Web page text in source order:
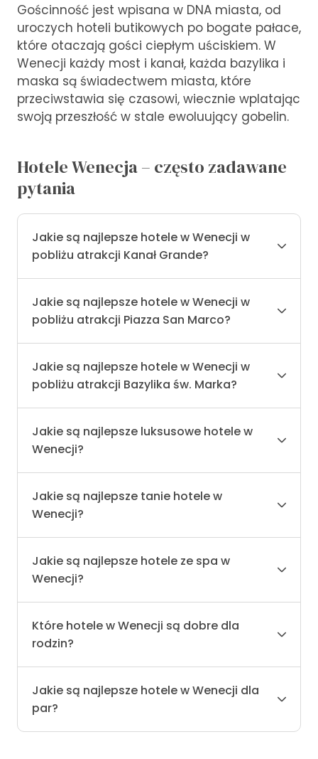
Gościnność jest wpisana w DNA miasta, od
uroczych hoteli butikowych po bogate pałace,
które otaczają gości ciepłym uściskiem. W
Wenecji każdy most i kanał, każda bazylika i
maska są świadectwem miasta, które
przeciwstawia się czasowi, wiecznie wplatając
swoją przeszłość w stale ewoluujący gobelin.
Hotele Wenecja – często zadawane
pytania
Jakie są najlepsze hotele w Wenecji w
pobliżu atrakcji Kanał Grande?
Jakie są najlepsze hotele w Wenecji w
pobliżu atrakcji Piazza San Marco?
Jakie są najlepsze hotele w Wenecji w
pobliżu atrakcji Bazylika św. Marka?
Jakie są najlepsze luksusowe hotele w
Wenecji?
Jakie są najlepsze tanie hotele w
Wenecji?
Jakie są najlepsze hotele ze spa w
Wenecji?
Które hotele w Wenecji są dobre dla
rodzin?
Jakie są najlepsze hotele w Wenecji dla
par?